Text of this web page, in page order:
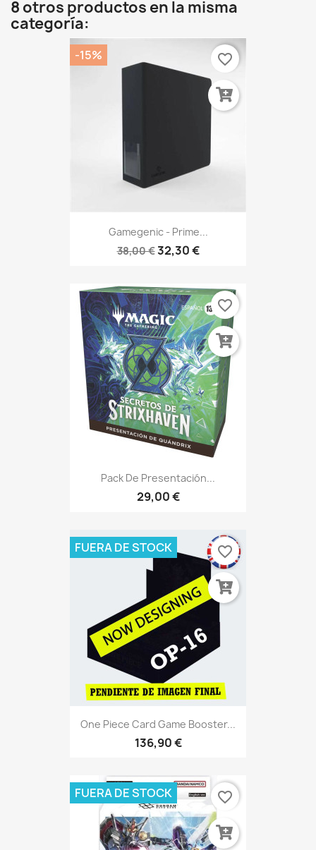
8 otros productos en la misma
categoría:
Gamegenic - Prime...
38,00 €32,30 €
-15% favorite_border
Pack De Presentación...
29,00 €
favorite_border
One Piece Card Game Booster...
136,90 €
FUERA DE STOCK favorite_border
FUERA DE STOCK favorite_border